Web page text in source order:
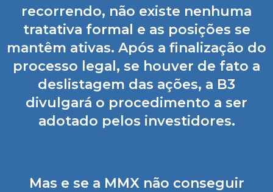
recorrendo, não existe nenhuma
tratativa formal e as posições se
mantêm ativas. Após a finalização do
processo legal, se houver de fato a
deslistagem das ações, a B3
divulgará o procedimento a ser
adotado pelos investidores.
Mas e se a MMX não conseguir